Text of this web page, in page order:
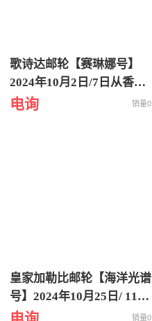
歌诗达邮轮【赛琳娜号】
2024年10月2日/7日从香港
出发到日本冲绳八重山诸岛
电询 销量0
皇家加勒比邮轮【海洋光谱
号】2024年10月25日/ 11月
09日/11月27日上海出发到
销量0